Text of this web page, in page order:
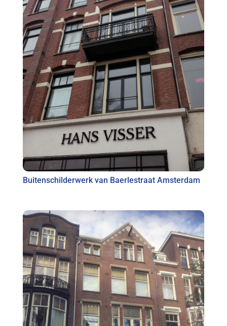
Buitenschilderwerk van Baerlestraat Amsterdam